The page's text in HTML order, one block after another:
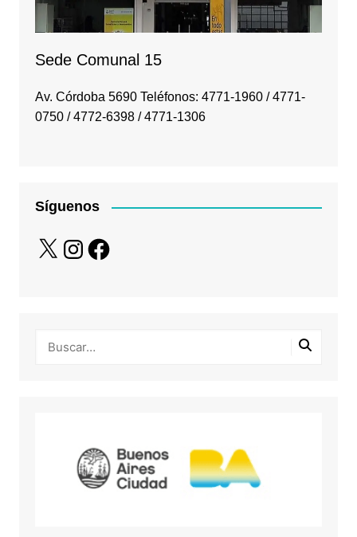
Sede Comunal 15
Av. Córdoba 5690 Teléfonos: 4771-1960 / 4771-
0750 / 4772-6398 / 4771-1306
Síguenos
X InstagramFacebook